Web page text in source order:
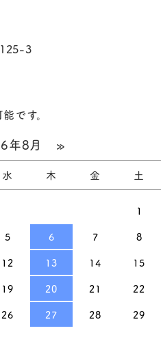
3
です。
年8月 »
水 木 金 土
1
5 6 7
8
12 13 14
15
19 20 21
22
26 27 28
29